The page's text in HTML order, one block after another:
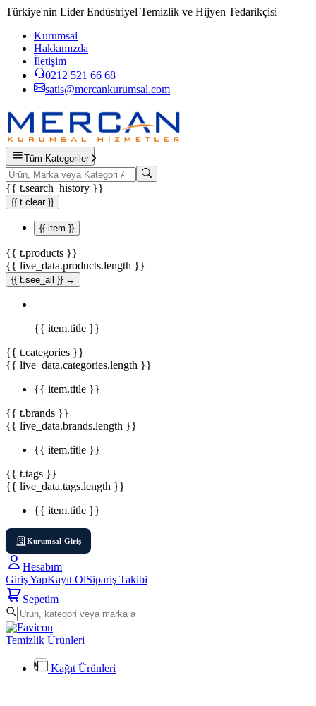
Türkiye'nin Lider Endüstriyel Temizlik ve Hijyen Tedarikçisi
Kurumsal
Hakkımızda
İletişim
0212 521 66 68
satis@mercankurumsal.com
Tüm Kategoriler
{{ t.search_history }}
{{ t.clear }}
{{ item }}
{{ t.products }}
{{ live_data.products.length }}
{{ t.see_all }} →
{{ item.title }}
{{ t.categories }}
{{ live_data.categories.length }}
{{ item.title }}
{{ t.brands }}
{{ live_data.brands.length }}
{{ item.title }}
{{ t.tags }}
{{ live_data.tags.length }}
{{ item.title }}
Kurumsal Giriş
Hesabım
Giriş YapKayıt OlSipariş Takibi
Sepetim
Temizlik Ürünleri
Kağıt Ürünleri